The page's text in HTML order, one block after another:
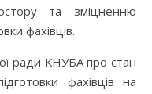
та зміцненню
фахівців.
ради КНУБА про стан
фахівців на